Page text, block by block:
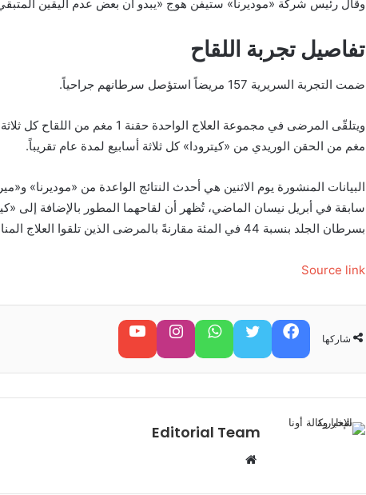
وقال رئيس شركة «موديرنا» ستيفن هوج «يبدو أن بعض عدم اليقين
تفاصيل تجربة اللقاح
ضمت التجربة السريرية 157 مريضاً استؤصل سرطانهم جراحياً.
مغم من الحقن الوريدي من «كيترودا» كل ثلاثة أسابيع لمدة عام تقريباً.
البيانات المنشورة يوم الاثنين هي أحدث النتائج الواعدة من «موديرنا»
سابقة في أبريل نيسان الماضي، تُظهر أن لقاحهما المطور بالإضافة إلى
بسرطان الجلد بنسبة 44 في المئة مقارنةً بالمرضى الذين تلقوا العلاج المناعي من «ميرك» وحدها.
Source link
شاركها فيسبوك تويتر واتساب تابعنا على إنستغرام تابعنا على يوتيوب
Editorial Team